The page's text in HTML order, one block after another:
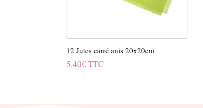
12 Jutes carré anis 20x20cm
5.40€TTC